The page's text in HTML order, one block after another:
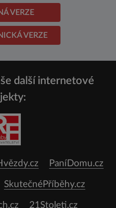
VERZE
VERZE
další internetové
PaníDomu.cz
SkutečnéPříběhy.cz
21Stoleti.cz